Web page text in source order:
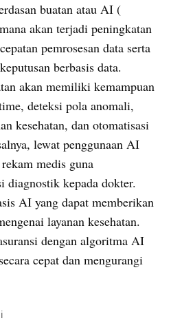
buatan atau AI (
akan terjadi peningkatan
pemrosesan data serta
berbasis data.
akan memiliki kemampuan
deteksi pola anomali,
kesehatan, dan otomatisasi
lewat penggunaan AI
medis guna
diagnostik kepada dokter.
AI yang dapat memberikan
layanan kesehatan.
dengan algoritma AI
cepat dan mengurangi